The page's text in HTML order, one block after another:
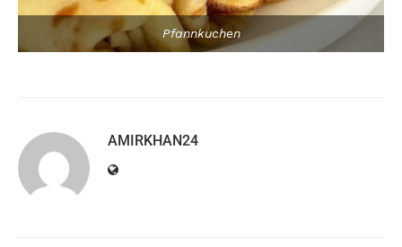
Pfannkuchen
AMIRKHAN24